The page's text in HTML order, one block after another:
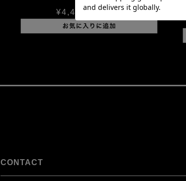
¥4,400（税込）
CONTACT